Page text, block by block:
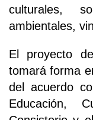
culturales,
ambientales,
El proyecto
tomará forma
del acuerdo
Educación,